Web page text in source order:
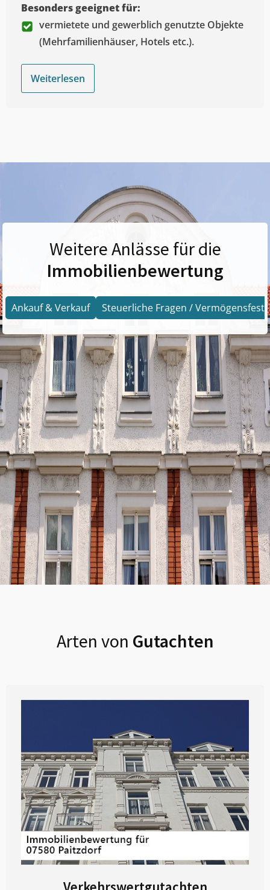
Besonders geeignet für:
vermietete und gewerblich genutzte Objekte
(Mehrfamilienhäuser, Hotels etc.).
Weiterlesen
Weitere Anlässe für die
Immobilienbewertung
Ankauf & Verkauf Steuerliche Fragen /
Arten von Gutachten